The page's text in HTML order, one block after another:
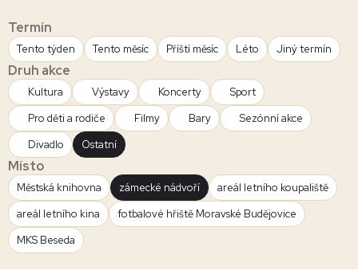
Termín
Tento týden Tento měsíc Příští měsíc Léto Jiný termín
Druh akce
Kultura Výstavy Koncerty
Sport
Pro děti a rodiče
Filmy Bary
Sezónní akce
Divadlo
Ostatní
Místo
Městská knihovna zámecké nádvoří
areál letního koupaliště
areál letního kina
fotbalové hřiště Moravské Budějovice
MKS Beseda